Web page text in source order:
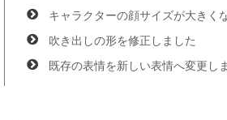
キャラクターの顔サイズが大きく
吹き出しの形を修正しました
既存の表情を新しい表情へ変更し